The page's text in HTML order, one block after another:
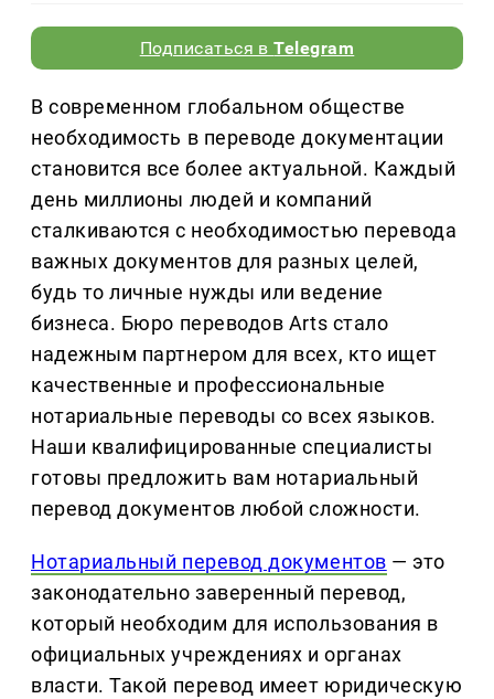
Подписаться вTelegram
В современном глобальном обществе
необходимость в переводе документации
становится все более актуальной. Каждый
день миллионы людей и компаний
сталкиваются с необходимостью перевода
важных документов для разных целей,
будь то личные нужды или ведение
бизнеса. Бюро переводов Arts стало
надежным партнером для всех, кто ищет
качественные и профессиональные
нотариальные переводы со всех языков.
Наши квалифицированные специалисты
готовы предложить вам нотариальный
перевод документов любой сложности.
Нотариальный перевод документов — это
законодательно заверенный перевод,
который необходим для использования в
официальных учреждениях и органах
власти. Такой перевод имеет юридическую